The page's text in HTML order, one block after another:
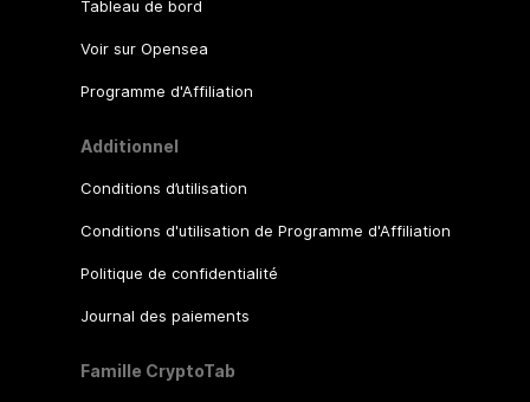
Tableau de bord
Voir sur Opensea
Programme d'Affiliation
Additionnel
Conditions d’utilisation
Conditions d'utilisation de Programme d'Affiliation
Politique de confidentialité
Journal des paiements
Famille CryptoTab